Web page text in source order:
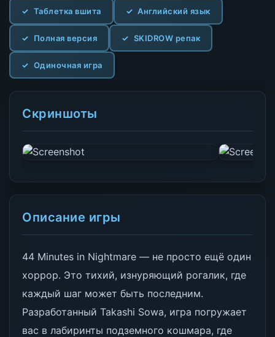
Таблетка вшита Английский язык
Полная версия SKIDROW репак
Одиночная игра
Скриншоты
Описание игры
44 Minutes in Nightmare — не просто ещё один
хоррор. Это тихий, изнуряющий рогалик, где
каждый шаг может быть последним.
Разработанный Takashi Sowa, игра погружает
вас в лабиринты подземного кошмара, где